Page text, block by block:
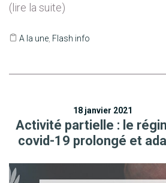
(lire la suite)
A la une Flash info
18 janvier 2021
Activité partielle : le
covid-19 prolongé et